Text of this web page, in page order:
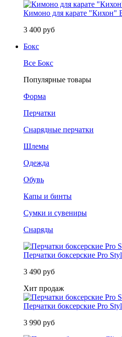
Кимоно для карате "Кихон"
3 400 руб
Бокс
Все Бокс
Популярные товары
Форма
Перчатки
Снарядные перчатки
Шлемы
Одежда
Обувь
Капы и бинты
Сумки и сувениры
Снаряды
Перчатки боксерские Pro
3 490 руб
Хит продаж
Перчатки боксерские Pro
3 990 руб